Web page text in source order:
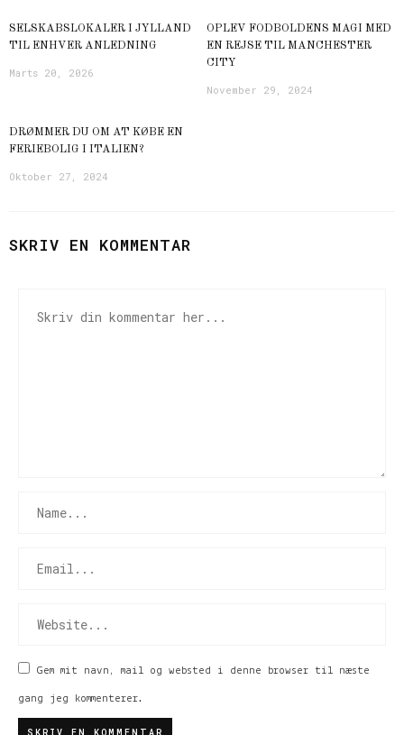
SELSKABSLOKALER I JYLLAND
TIL ENHVER ANLEDNING
Marts 20, 2026
OPLEV FODBOLDENS MAGI MED
EN REJSE TIL MANCHESTER
CITY
November 29, 2024
DRØMMER DU OM AT KØBE EN
FERIEBOLIG I ITALIEN?
Oktober 27, 2024
SKRIV EN KOMMENTAR
Gem mit navn, mail og websted i denne browser til næste
gang jeg kommenterer.